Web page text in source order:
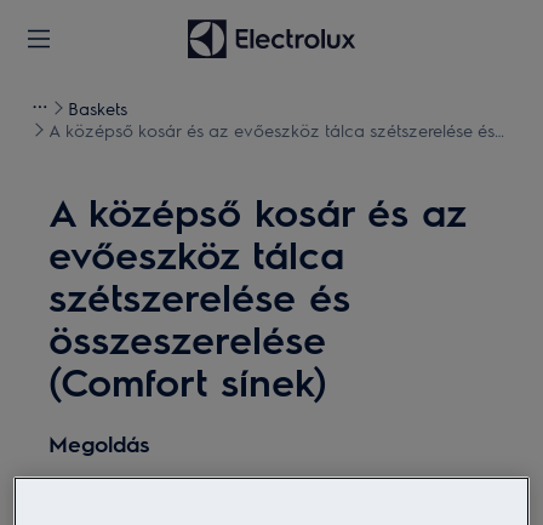
Baskets
A középső kosár és az evőeszköz tálca szétszerelése és
A középső kosár és az
evőeszköz tálca
szétszerelése és
összeszerelése
(Comfort sínek)
Megoldás